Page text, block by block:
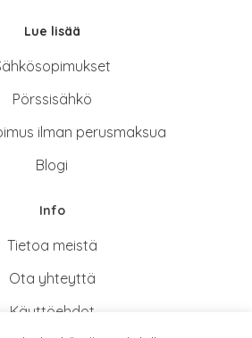
Lue lisää
t
Pörssisähkö
ilman perusmaksua
Blogi
Info
Tietoa meistä
Ota yhteyttä
Käyttöehdot